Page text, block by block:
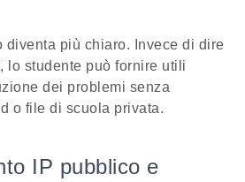
diventa più chiaro. Invece di dire
lo studente può fornire utili
dei problemi senza
o file di scuola privata.
IP pubblico e